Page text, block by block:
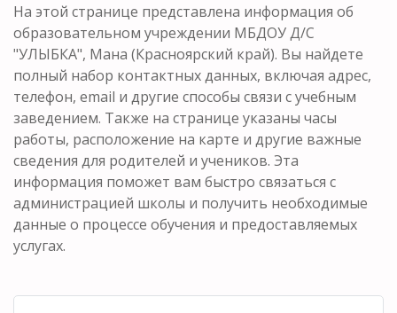
На этой странице представлена информация об
образовательном учреждении МБДОУ Д/С
"УЛЫБКА", Мана (Красноярский край). Вы найдете
полный набор контактных данных, включая адрес,
телефон, email и другие способы связи с учебным
заведением. Также на странице указаны часы
работы, расположение на карте и другие важные
сведения для родителей и учеников. Эта
информация поможет вам быстро связаться с
администрацией школы и получить необходимые
данные о процессе обучения и предоставляемых
услугах.